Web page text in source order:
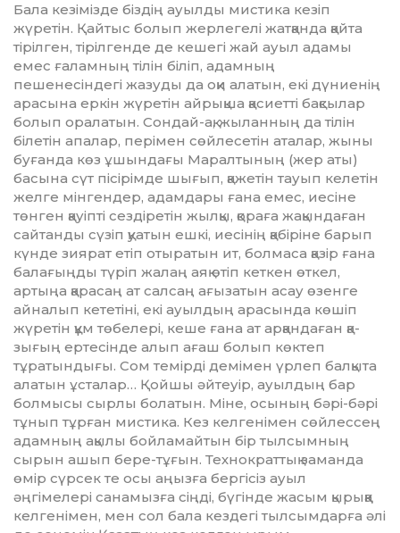
Бала кезімізде біздің ауылды мистика кезіп
жүретін. Қайтыс болып жерлегелі жатқанда қайта
тірілген, тірілгенде де кешегі жай ауыл адамы
емес ғаламның тілін біліп, адамның
пешенесіндегі жазуды да оқи алатын, екі дүниенің
арасына еркін жүретін айрықша қасиетті бақсылар
болып оралатын. Сондай-ақ, жыланның да ті­лін
білетін апалар, перімен сөй­ле­се­тін аталар, жыны
буғанда көз ұшын­­дағы Маралтының (жер аты)
басына сүт пісірімде шығып, қаже­тін тауып келетін
желге мінген­дер, адамдары ғана емес, иесіне
төнген қауіпті сездіретін жылқы, қораға жақындаған
сайтанды сүзіп қуатын ешкі, иесінің қабіріне барып
күнде зиярат етіп отыратын ит, болмаса қазір ғана
балағыңды түріп жалаң аяқ өтіп кеткен өткел,
артыңа қа­ра­саң ат салсаң ағызатын асау өзен­ге
айналып кететіні, екі ауыл­дың арасында көшіп
жүретін құм төбелері, кеше ғана ат арқандаған қа­
зығың ертесінде алып ағаш болып көктеп
тұратындығы. Сом те­мірді демімен үрлеп балқыта
ала­тын ұсталар… Қойшы әйтеуір, ауыл­дың бар
болмысы сырлы бола­тын. Міне, осының бәрі-бәрі
тұнып тұр­ған мистика. Кез келгенімен сөйлессең
адамның ақылы бойламайтын бір тылсымның
сырын ашып бере-тұғын. Технократтық за­манда
өмір сүрсек те осы аңызға бергісіз ауыл
әңгімелері санамызға сіңді, бүгінде жасым қырыққа
кел­генімен, мен сол бала кездегі тыл­сымдарға әлі